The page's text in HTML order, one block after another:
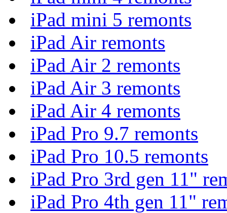
iPad mini 5 remonts
iPad Air remonts
iPad Air 2 remonts
iPad Air 3 remonts
iPad Air 4 remonts
iPad Pro 9.7 remonts
iPad Pro 10.5 remonts
iPad Pro 3rd gen 11"
iPad Pro 4th gen 11"